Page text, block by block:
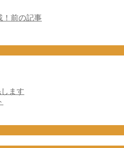
前の記事
ます